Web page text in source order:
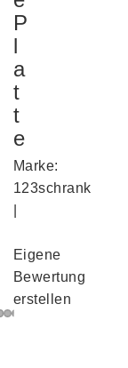
P
l
a
t
t
e
Marke:
123schrank
Eigene
Bewertung
erstellen